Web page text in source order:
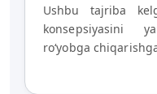
Ushbu tajriba
konsepsiyasini
ro‘yobga